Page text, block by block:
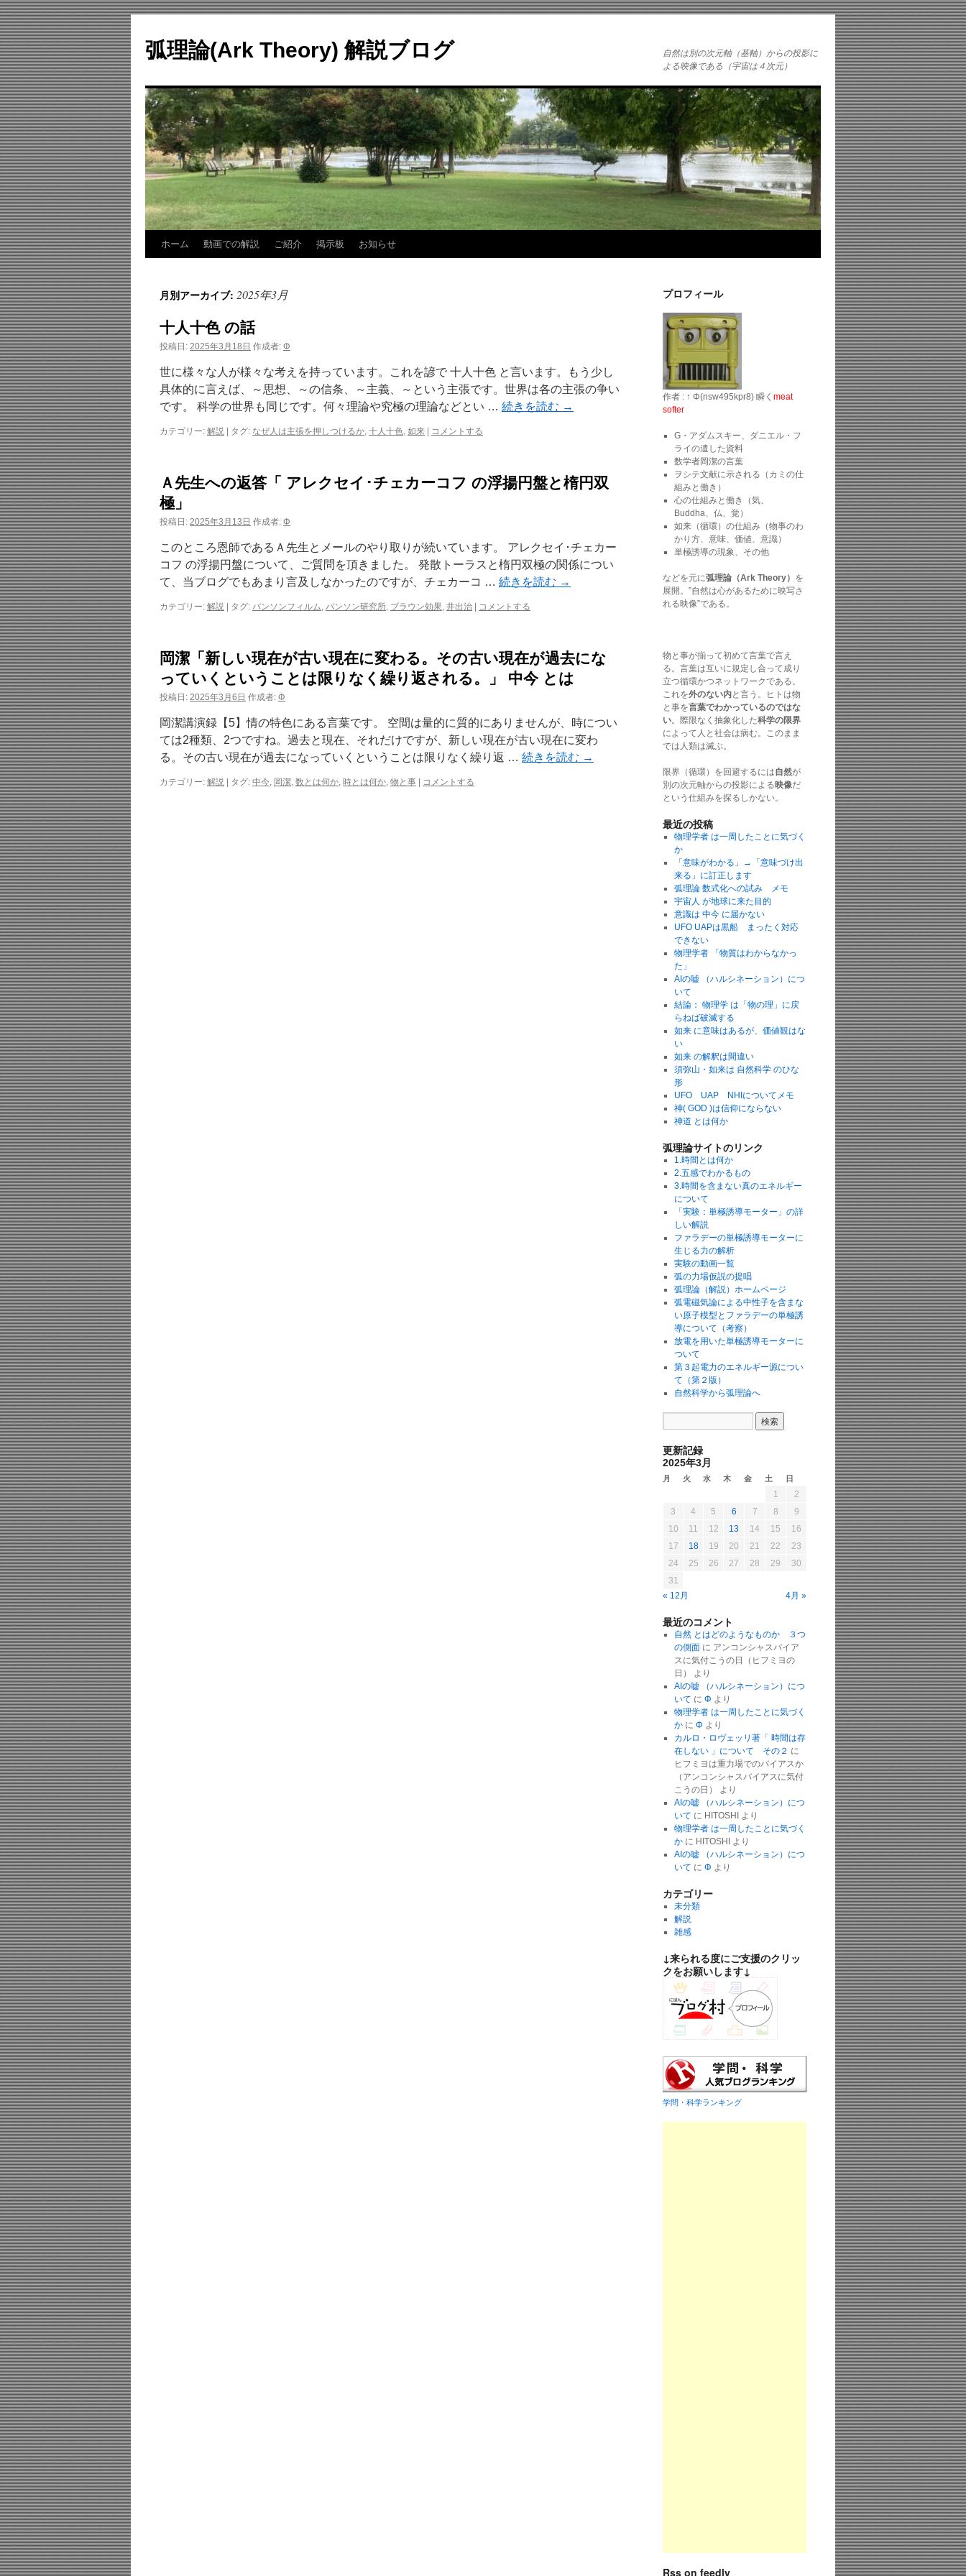
テ
ン
へ
ス
キ
ッ
プ
弧理論(Ark Theory) 解説ブログ
自然は別の次元軸（基軸）からの投影に
よる映像である（宇宙は４次元）
ホーム 動画での解説 ご紹介 掲示板 お知らせ
月別アーカイブ: 2025年3月
十人十色 の話
投稿日: 2025年3月18日 作成者: Φ
世に様々な人が様々な考えを持っています。これを諺で 十人十色 と言います。もう少し
具体的に言えば、～思想、～の信条、～主義、～という主張です。世界は各の主張の争い
です。 科学の世界も同じです。何々理論や究極の理論などとい … 続きを読む →
カテゴリー: 解説 タグ: なぜ人は主張を押しつけるか, 十人十色, 如来 コメントする
Ａ先生への返答「 アレクセイ･チェカーコフ の浮揚円盤と楕円双
極」
投稿日: 2025年3月13日 作成者: Φ
このところ恩師であるＡ先生とメールのやり取りが続いています。 アレクセイ･チェカー
コフ の浮揚円盤について、ご質問を頂きました。 発散トーラスと楕円双極の関係につい
て、当ブログでもあまり言及しなかったのですが、チェカーコ … 続きを読む →
カテゴリー: 解説 タグ: バンソンフィルム, バンソン研究所, ブラウン効果, 井出治 コメントする
岡潔「新しい現在が古い現在に変わる。その古い現在が過去にな
っていくということは限りなく繰り返される。」 中今 とは
投稿日: 2025年3月6日 作成者: Φ
岡潔講演録【5】情の特色にある言葉です。 空間は量的に質的にありませんが、時につい
ては2種類、2つですね。過去と現在、それだけですが、新しい現在が古い現在に変わ
る。その古い現在が過去になっていくということは限りなく繰り返 … 続きを読む →
カテゴリー: 解説 タグ: 中今, 岡潔, 数とは何か, 時とは何か, 物と事 コメントする
プロフィール
作者 : ↑ Φ(nsw495kpr8) 瞬く meat
softer
G・アダムスキー、ダニエル・フ
ライの遺した資料
数学者岡潔の言葉
ヲシテ文献に示される（カミの仕
組みと働き）
心の仕組みと働き（気、
Buddha、仏、覚）
如来（循環）の仕組み（物事のわ
かり方、意味、価値、意識）
単極誘導の現象、その他
などを元に弧理論（Ark Theory） を
展開。”自然は心があるために映写さ
れる映像”である。
物と事が揃って初めて言葉で言え
る。言葉は互いに規定し合って成り
立つ循環かつネットワークである。
これを外のない内と言う。ヒトは物
と事を言葉でわかっているのではな
い。際限なく抽象化した科学の限界
によって人と社会は病む。このまま
では人類は滅ぶ。
限界（循環）を回避するには自然が
別の次元軸からの投影による映像だ
という仕組みを探るしかない。
最近の投稿
物理学者 は一周したことに気づく
か
「意味がわかる」→「意味づけ出
来る」に訂正します
弧理論 数式化への試み メモ
宇宙人 が地球に来た目的
意識は 中今 に届かない
UFO UAPは黒船 まったく対応
できない
物理学者 「物質はわからなかっ
た」
AIの嘘 （ハルシネーション）につ
いて
結論： 物理学 は「物の理」に戻
らねば破滅する
如来 に意味はあるが、価値観はな
い
如来 の解釈は間違い
須弥山・如来は 自然科学 のひな
形
UFO UAP NHIについてメモ
神( GOD )は信仰にならない
神道 とは何か
弧理論サイトのリンク
1.時間とは何か
2.五感でわかるもの
3.時間を含まない真のエネルギー
について
「実験：単極誘導モーター」の詳
しい解説
ファラデーの単極誘導モーターに
生じる力の解析
実験の動画一覧
弧の力場仮説の提唱
弧理論（解説）ホームページ
弧電磁気論による中性子を含まな
い原子模型とファラデーの単極誘
導について（考察）
放電を用いた単極誘導モーターに
ついて
第３起電力のエネルギー源につい
て（第２版）
自然科学から弧理論へ
更新記録
2025年3月
月 火 水 木 金 土 日
1
2
3
4 5 6 7 8
9
10
11 12 13 14 15
16
17
18 19 20 21 22
23
24
25 26 27 28 29
30
31
« 12月
4月 »
最近のコメント
自然 とはどのようなものか ３つ
の側面に アンコンシャスバイア
スに気付こうの日（ヒフミヨの
日）
より
AIの嘘 （ハルシネーション）につ
いて に Φ より
物理学者 は一周したことに気づく
かに Φ より
カルロ・ロヴェッリ著「 時間は存
在しない 」について その２ に
ヒフミヨは重力場でのバイアスか
（アンコンシャスバイアスに気付
こうの日）
より
AIの嘘 （ハルシネーション）につ
いて に HITOSHI
より
物理学者 は一周したことに気づく
かに HITOSHI
より
AIの嘘 （ハルシネーション）につ
いて に Φ より
カテゴリー
未分類
解説
雑感
↓来られる度にご支援のクリッ
クをお願いします↓
学問・科学ランキング
Rss on feedly